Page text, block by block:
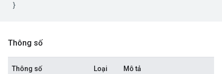
Thông số
Thông số Loại Mô tả